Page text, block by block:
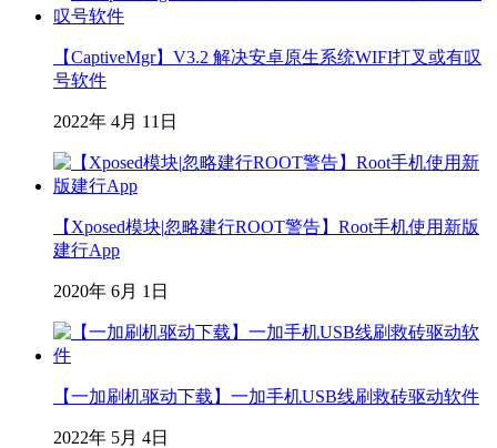
【CaptiveMgr】V3.2 解决安卓原生系统WIFI打叉或有叹
号软件
2022年 4月 11日
【Xposed模块|忽略建行ROOT警告】Root手机使用新版
建行App
2020年 6月 1日
【一加刷机驱动下载】一加手机USB线刷救砖驱动软件
2022年 5月 4日